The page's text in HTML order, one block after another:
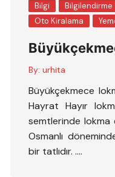
Bilgi Bilgilendirme
Oto Kiralama
By: urhita
Büyükçekmece
Hayrat Hayır
semtlerinde lokma
Osmanlı
bir tatlıdır. ….